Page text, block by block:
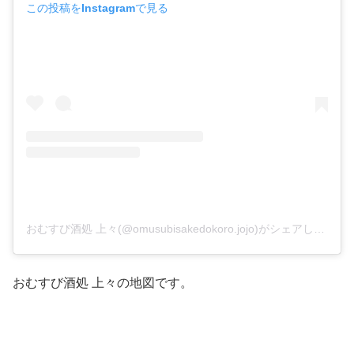
この投稿をInstagramで見る
おむすび酒処 上々(@omusubisakedokoro.jojo)がシェアした投稿
おむすび酒処 上々の地図です。